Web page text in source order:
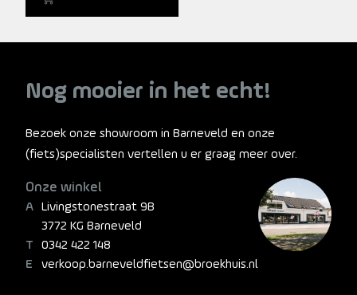
Nog mooier in het echt!
Bezoek onze showroom in Barneveld en onze
(fiets)specialisten vertellen u er graag meer over.
Onze winkel
Livingstonestraat 9B
3772 KG Barneveld
0342 422 148
verkoop.barneveldfietsen@broekhuis.nl